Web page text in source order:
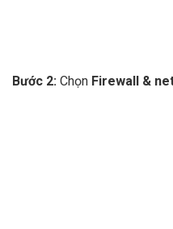
Bước 2: Chọn Firewall &